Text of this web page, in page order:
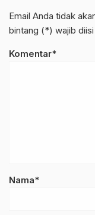
Email Anda tidak
bintang (*) wajib diisi
Komentar*
Nama*